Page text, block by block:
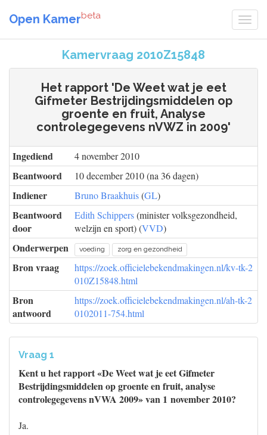
Open Kamerbeta
Kamervraag 2010Z15848
Het rapport 'De Weet wat je eet
Gifmeter Bestrijdingsmiddelen op
groente en fruit, Analyse
controlegegevens nVWZ in 2009'
Ingediend 4 november 2010
Beantwoord 10 december 2010 (na 36 dagen)
Indiener Bruno Braakhuis(GL)
Beantwoord
door
Edith Schippers(minister volksgezondheid,
welzijn en sport) (VVD)
Onderwerpen voeding zorg en gezondheid
Bron vraag
https://zoek.officielebekendmakingen.nl/kv-tk-2
010Z15848.html
Bron
antwoord
https://zoek.officielebekendmakingen.nl/ah-tk-2
0102011-754.html
Vraag 1
Kent u het rapport «De Weet wat je eet Gifmeter
Bestrijdingsmiddelen op groente en fruit, analyse
controlegegevens nVWA 2009» van 1 november 2010?
Ja.